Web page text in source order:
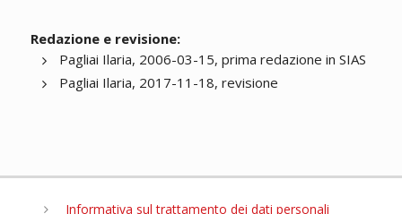
Redazione e revisione:
Pagliai Ilaria, 2006-03-15, prima redazione in SIAS
Pagliai Ilaria, 2017-11-18, revisione
Informativa sul trattamento dei dati personali